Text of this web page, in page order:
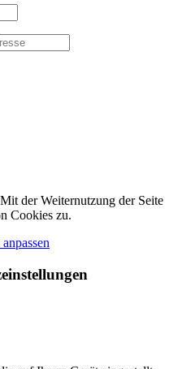
der Weiternutzung der Seite
Cookies zu.